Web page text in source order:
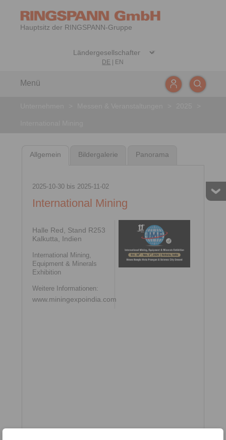
Hauptsitz der RINGSPANN-Gruppe
DE EN
Menü
Allgemein Bildergalerie Panorama
2025-10-30bis 2025-11-02
International Mining
Halle Red, Stand R253
Kalkutta, Indien
International Mining,
Equipment & Minerals
Exhibition
Weitere Informationen:
www.miningexpoindia.com